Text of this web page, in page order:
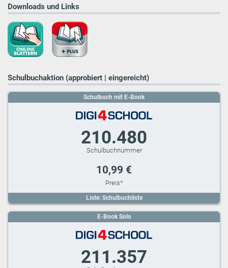
Downloads und Links
Schulbuchaktion (approbiert | eingereicht)
Liste: Schulbuchliste
Schulbuch mit E-Book
210.480
10,99 €
E-Book Solo
211.357